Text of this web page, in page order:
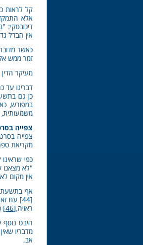
קל לראות
אלא
דיכובסקי:
אין הבדל
כאשר
זמר ממש
מעיקר
דברינו עד
כן גם
במפורש,
משמעותית,
צפייה
צפייה
מקריאת
כפי
"לא מצאנו
אין מקום
אף בתשעת
[44]
עם
ראויה,[46]
היבט נוסף
מדבריו
אב.